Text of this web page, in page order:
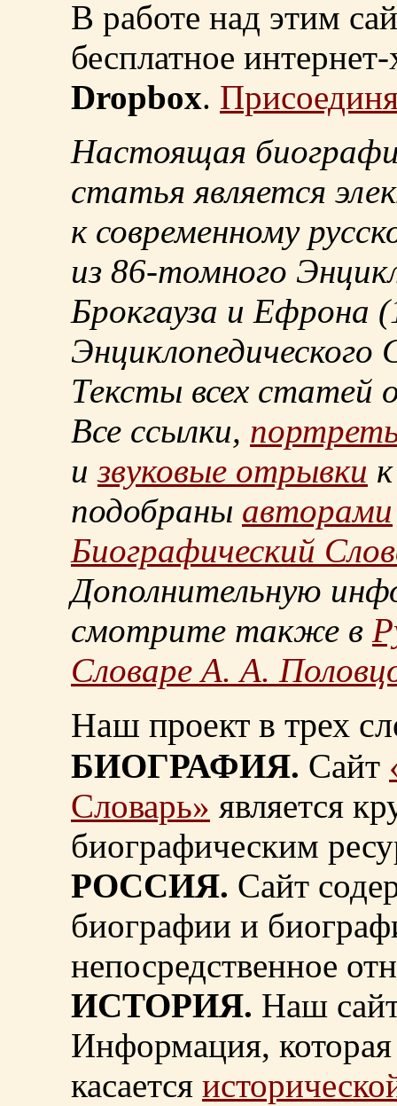
В работе над этим
бесплатное
Dropbox.
Настоящая
статья является
к современному
из 86-томного
Брокгауза и Ефрона
Энциклопедического
Тексты всех статей
Все ссылки,
извуковые отрывки
подобраны авторами
Биографический
Дополнительную
смотрите также в
Словаре А. А.
Наш проект в трех
БИОГРАФИЯ. Сайт
Словарь» является
биографическим
РОССИЯ. Сайт
биографии и
непосредственное
ИСТОРИЯ. Наш
Информация, которая
касается